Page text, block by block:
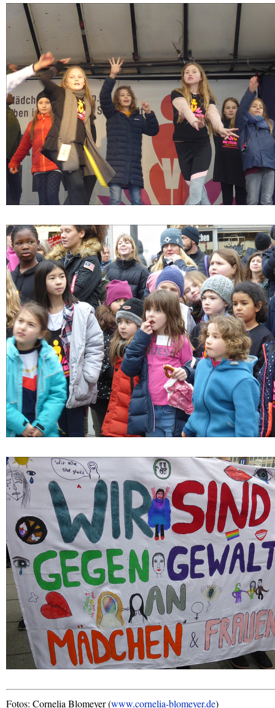
Fotos: Cornelia Blomeyer (www.cornelia-blomeyer.de)